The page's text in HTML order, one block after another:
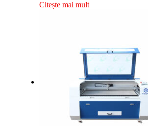
Citește mai mult